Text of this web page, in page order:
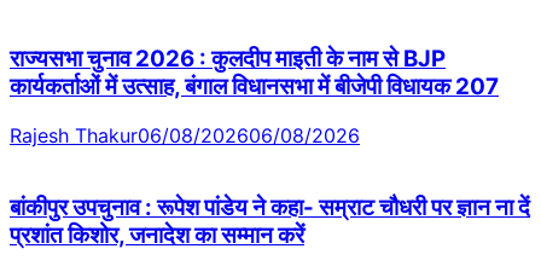
राज्यसभा चुनाव 2026 : कुलदीप माइती के नाम से BJP
कार्यकर्ताओं में उत्साह, बंगाल विधानसभा में बीजेपी विधायक 207
Rajesh Thakur06/08/202606/08/2026
बांकीपुर उपचुनाव : रूपेश पांडेय ने कहा- सम्राट चौधरी पर ज्ञान ना दें
प्रशांत किशोर, जनादेश का सम्मान करें